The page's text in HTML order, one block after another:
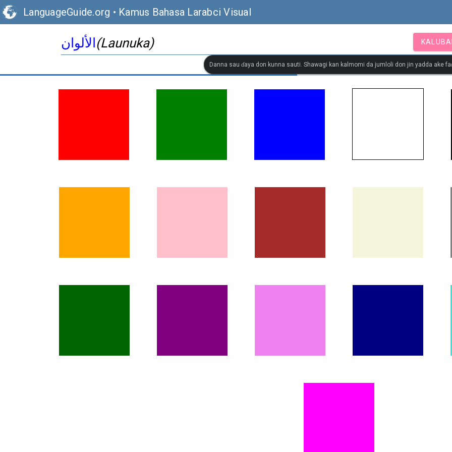
LanguageGuide.org • Kamus Bahasa Larabci Visual
الألوان(Launuka)
Danna sau ɗaya don kunna sauti. Shawagi kan kalmomi da jumloli don jin yadda ake